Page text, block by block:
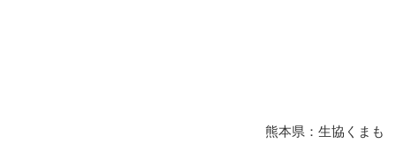
熊本県：生協くまも